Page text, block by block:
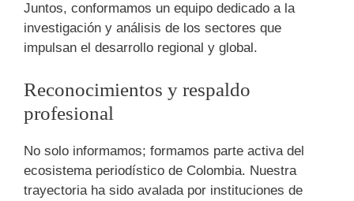
Juntos, conformamos un equipo dedicado a la
investigación y análisis de los sectores que
impulsan el desarrollo regional y global.
Reconocimientos y respaldo
profesional
No solo informamos; formamos parte activa del
ecosistema periodístico de Colombia. Nuestra
trayectoria ha sido avalada por instituciones de